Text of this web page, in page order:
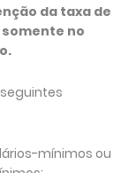
da taxa de
no
mínimos ou